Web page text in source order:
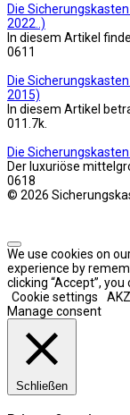
Die
2022..)
In diesem Artikel
0611
Die
2015)
In diesem Artikel
011.7k.
Die
Der luxuriöse
0618
© 2026
We use cookies on
experience by
clicking “Accept”,
Cookie settings
Manage consent
Schließen